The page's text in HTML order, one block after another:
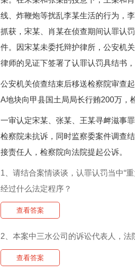
线、炸鞭炮等扰乱李某生活的行为，
抓获，宋某、肖某在侦查期间认罪认
件。因宋某未委托辩护律所，公安机
律师的见证下签署了认罪认罚具结书
公安机关侦查结束后移送检察院审查
A地块向甲县国土局局长行贿200万，
一审认定宋某、张某、王某寻衅滋事
检察院未抗诉，同时监察委案件调查
接责任人，检察院向法院提起公诉。
1、请结合案情谈谈，认罪认罚当中“
经过什么法定程序？
查看答案
2、本案中三水公司的诉讼代表人，法
查看答案